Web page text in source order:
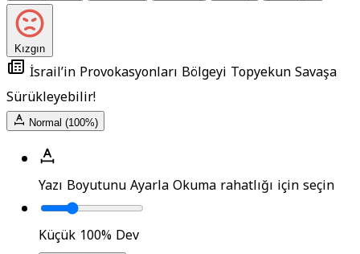
Kızgın
İsrail’in Provokasyonları Bölgeyi Topyekun Savaşa
Sürükleyebilir!
Normal (100%)
Yazı Boyutunu AyarlaOkuma rahatlığı için seçin
Küçük 100%Dev